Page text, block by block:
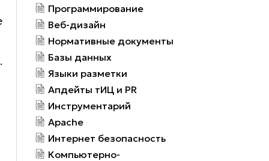
.
Программирование
Веб-дизайн
Нормативные документы
Базы данных
Языки разметки
Апдейты тИЦ и PR
Инструментарий
Apache
Интернет безопасность
Компьютерно-